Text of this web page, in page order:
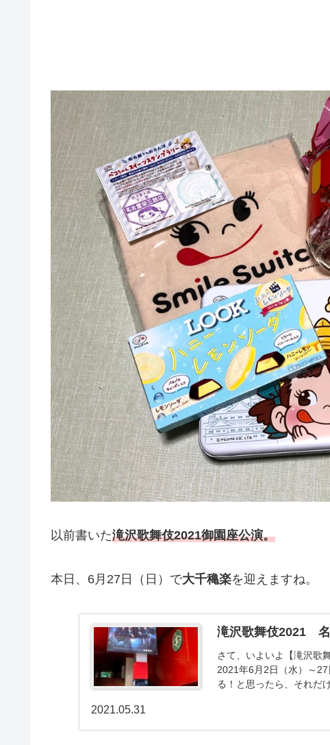
以前書いた滝沢歌舞伎2021御園座公演。
本日、6月27日（日）で大千穐楽を迎えますね。
滝沢歌舞伎2021 名
さて、いよいよ【滝沢歌
2021年6月2日（水）～
る！と思ったら、それだ
2021.05.31